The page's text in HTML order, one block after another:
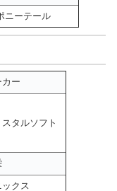
ニーテール
カー
スタルソフト
ックス